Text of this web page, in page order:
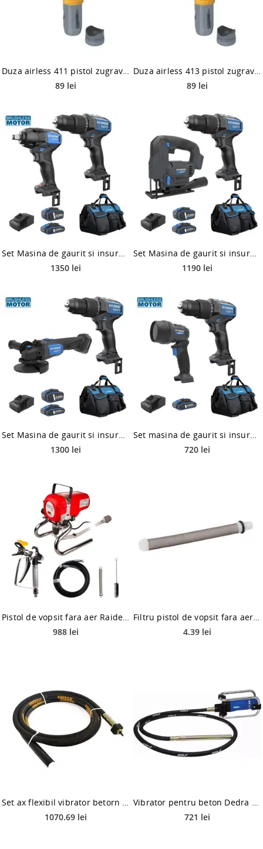
89 lei
89 lei
Set Masina de gaurit si insurubat cu percutie Hyundai HD20X-60TT + Masina de insurubat cu impact brushless Hyundai Solo IW20X-350Nm,1 acumulator 20V 2Ah, 1 acumulator 20V 4Ah, incarcator, geanta transport
1350 lei
Set Masina de gaurit si insurubat cu percutie Hyundai HD20X-60TT + Fierastrau pendular cu acumulator Hyundai Solo JS20S-24, 1 acumulator 20V 4Ah, 1 acumulator 20V 2Ah, incarcator, geanta transport
1190 lei
Set Masina de gaurit si insurubat cu percutie Hyundai HD20X-60TT + Polizor unghiular brushless Hyundai Solo AG20X-125, 1 acumulator 20V 4Ah, 1 acumulator 20V 2Ah, incarcator, geanta transport
1300 lei
Set masina de gaurit si insurubat cu percutie brushless Hyundai HD20X-60TT + lampa LED Hyundai WL20S-250 Solo, 1 accumulator 20V 2Ah, incarcator, geanta
720 lei
Pistol de vopsit fara aer Raider RDP-HPAS01, 1200 W, 207 bar
988 lei
Filtru pistol de vopsit fara aer Raider RDP-HPAS01
4.39 lei
Set ax flexibil vibrator betorn Energo, 5 m cu cap vibrator Energo, 28 mm
1070.69 lei
Vibrator pentru beton Dedra DED7631, furtun 4.5 m, 2300 W
721 lei